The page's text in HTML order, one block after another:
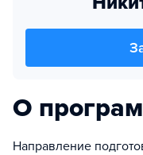
О
Направление